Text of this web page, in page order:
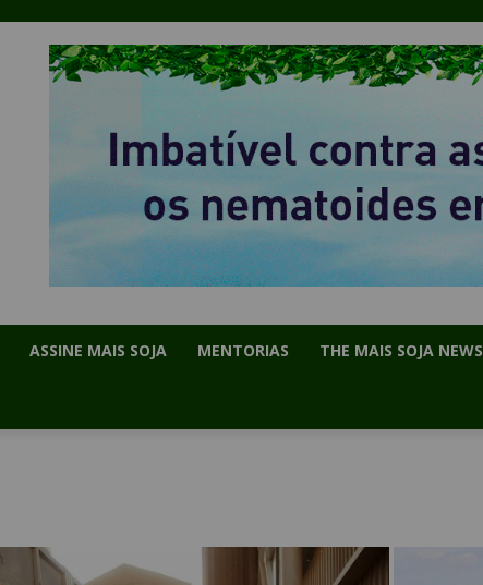
ASSINE MAIS SOJA MENTORIAS THE MAIS SOJA NEWS